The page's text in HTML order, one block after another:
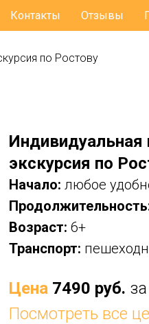
Контакты Отзывы
по Ростову
Индивидуальная
экскурсия по
Начало: любое
Возраст: 6+
Транспорт:
Цена 7490 руб.
Посмотреть все